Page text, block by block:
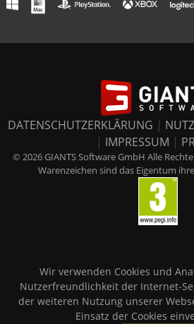
DATENSCHUTZERKLÄRUNG |
| IMPRESSUM |
© 2026 GIANTS Software GmbH Alle
Warenzeichen sind das Eigentum
Wir verwenden Cookies und
Nutzerfreundlichkeit der Internet-
der weiteren Nutzung unserer
Einsatz der Cookies